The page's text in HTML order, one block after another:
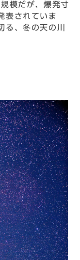
模だが、爆発寸
表されていま
る、冬の天の川